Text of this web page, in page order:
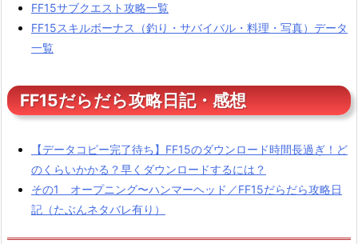
FF15サブクエスト攻略一覧
FF15スキルボーナス（釣り・サバイバル・料理・写真）データ
一覧
FF15だらだら攻略日記・感想
【データコピー完了待ち】FF15のダウンロード時間長過ぎ！ど
のくらいかかる？早くダウンロードするには？
その1 オープニング〜ハンマーヘッド／FF15だらだら攻略日
記（たぶんネタバレ有り）